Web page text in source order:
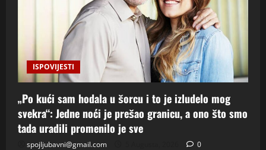
ISPOVIJESTI
„Po kući sam hodala u šorcu i to je izludelo mog
svekra“: Jedne noći je prešao granicu, a ono što smo
tada uradili promenilo je sve
spojljubavni@gmail.com 0